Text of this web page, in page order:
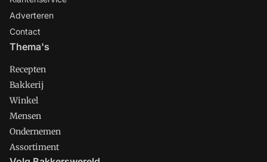
Adverteren
Contact
Thema's
Recepten
Bakkerij
Winkel
Mensen
Ondernemen
Assortiment